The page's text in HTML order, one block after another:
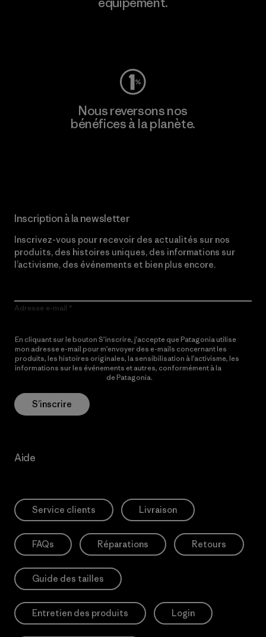
Nous reversons nos
bénéfices à la planète.
Inscription à la newsletter
Inscrivez-vous pour recevoir des actualités sur nos
produits, des histoires uniques, des informations sur
l’activisme, des événements et bien plus encore.
Adresse e-mail
En cliquant sur le bouton S’inscrire, j’accepte que Patagonia utilise
mon adresse e-mail pour m’envoyer des e-mails concernant les
produits, les histoires originales, la sensibilisation à l’activisme, les
informations sur les événements et autres, conformément à la
de Patagonia.
S’inscrire
Aide
Service clients Livraison
FAQs Réparations Retours
Guide des tailles
Entretien des produits Login